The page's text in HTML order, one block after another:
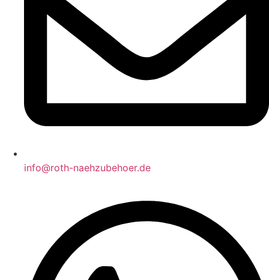
info@roth-naehzubehoer.de